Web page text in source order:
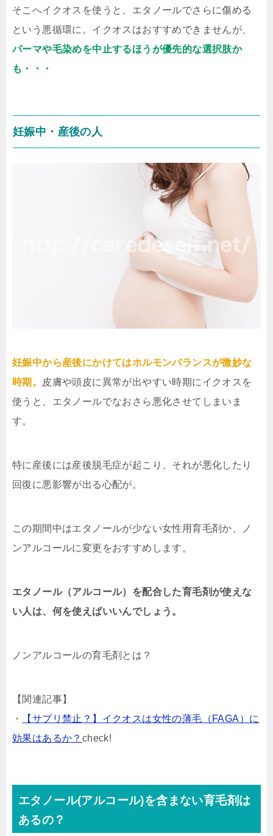
そこへイクオスを使うと、エタノールでさらに傷める
という悪循環に。イクオスはおすすめできませんが、
パーマや毛染めを中止するほうが優先的な選択肢か
も・・・
妊娠中・産後の人
妊娠中から産後にかけてはホルモンバランスが微妙な
時期。
皮膚や頭皮に異常が出やすい時期にイクオスを
使うと、エタノールでなおさら悪化させてしまいま
す。
特に産後には産後脱毛症が起こり、それが悪化したり
回復に悪影響が出る心配が。
この期間中はエタノールが少ない女性用育毛剤か、ノ
ンアルコールに変更をおすすめします。
エタノール（アルコール）を配合した育毛剤が使えな
い人は、何を使えばいいんでしょう。
ノンアルコールの育毛剤とは？
【関連記事】
・
【サプリ禁止？】イクオスは女性の薄毛（FAGA）に
効果はあるか？ check!
エタノール(アルコール)を含まない育毛剤は
あるの？